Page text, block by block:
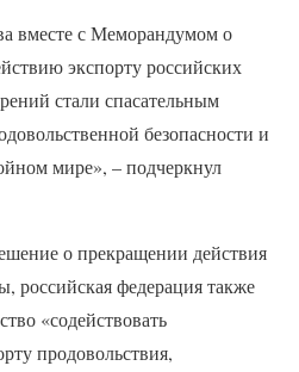
вместе с Меморандумом о
экспорту российских
стали спасательным
безопасности и
мире», – подчеркнул
о прекращении действия
российская федерация также
«содействовать
продовольствия,